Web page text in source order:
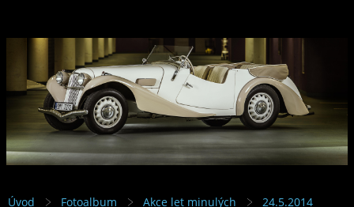
Úvod Fotoalbum Akce let minulých
24.5.2014